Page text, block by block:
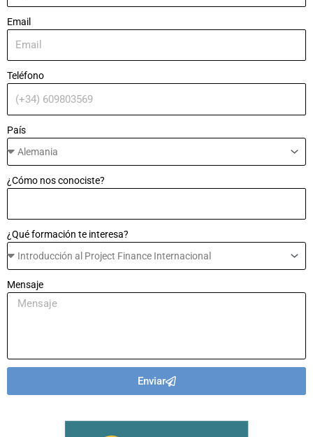
Email
Teléfono
País
¿Cómo nos conociste?
¿Qué formación te interesa?
Mensaje
Enviar